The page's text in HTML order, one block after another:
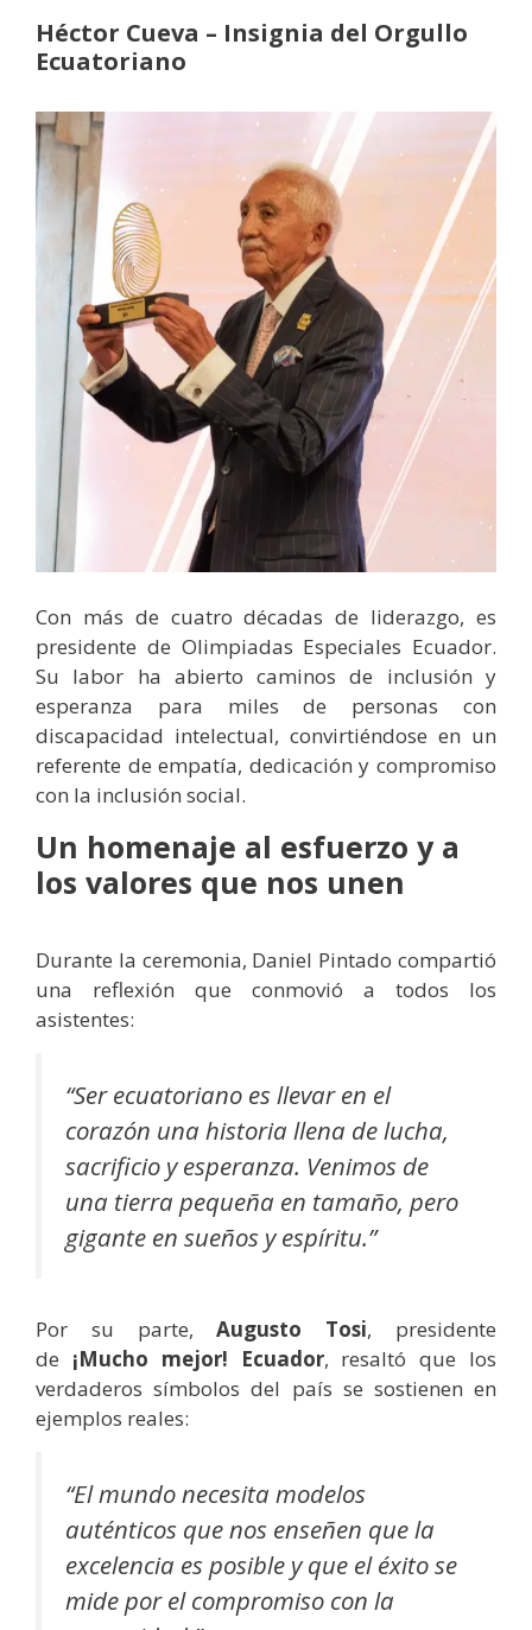
Héctor Cueva – Insignia del Orgullo
Ecuatoriano
Con más de cuatro décadas de liderazgo, es
presidente de Olimpiadas Especiales Ecuador.
Su labor ha abierto caminos de inclusión y
esperanza para miles de personas con
discapacidad intelectual, convirtiéndose en un
referente de empatía, dedicación y compromiso
con la inclusión social.
Un homenaje al esfuerzo y a
los valores que nos unen
Durante la ceremonia, Daniel Pintado compartió
una reflexión que conmovió a todos los
asistentes:
“Ser ecuatoriano es llevar en el
corazón una historia llena de lucha,
sacrificio y esperanza. Venimos de
una tierra pequeña en tamaño, pero
gigante en sueños y espíritu.”
Por su parte,Augusto Tosi, presidente
de ¡Mucho mejor! Ecuador, resaltó que los
verdaderos símbolos del país se sostienen en
ejemplos reales:
“El mundo necesita modelos
auténticos que nos enseñen que la
excelencia es posible y que el éxito se
mide por el compromiso con la